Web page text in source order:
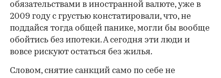
обязательствами в иностранной валюте, уже в
2009 году с грустью констатировали, что, не
поддайся тогда общей панике, могли бы вообще
обойтись без ипотеки. А сегодня эти люди и
вовсе рискуют остаться без жилья.
Словом, снятие санкций само по себе не